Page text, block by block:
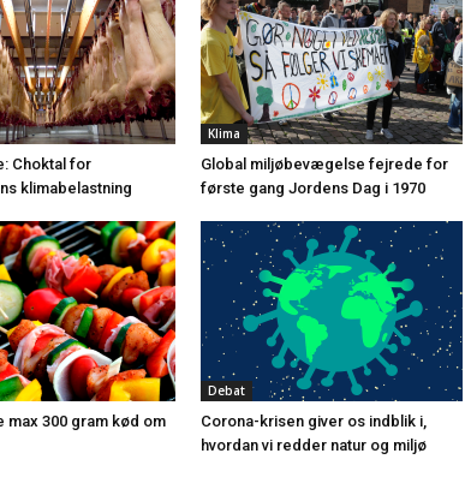
Choktal for
klimabelastning
Klima
Global miljøbevægelse fejrede for
første gang Jordens Dag i 1970
max 300 gram kød om
Debat
Corona-krisen giver os indblik i,
hvordan vi redder natur og miljø